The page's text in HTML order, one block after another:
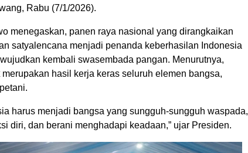
Rabu (7/1/2026).
menegaskan, panen raya nasional yang dirangkaikan
satyalencana menjadi penanda keberhasilan Indonesia
kembali swasembada pangan. Menurutnya,
hasil kerja keras seluruh elemen bangsa,
harus menjadi bangsa yang sungguh-sungguh waspada,
diri, dan berani menghadapi keadaan,” ujar Presiden.